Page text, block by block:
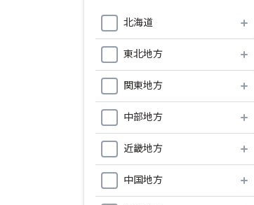
北海道
東北地方
関東地方
中部地方
近畿地方
中国地方